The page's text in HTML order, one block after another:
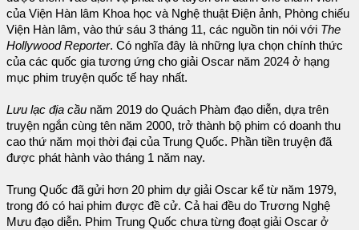
của Viện Hàn lâm Khoa học và Nghệ thuật Điện ảnh, Phòng chiếu
Viện Hàn lâm, vào thứ sáu 3 tháng 11, các nguồn tin nói với The
Hollywood Reporter. Có nghĩa đây là những lựa chọn chính thức
của các quốc gia tương ứng cho giải Oscar năm 2024 ở hạng
mục phim truyện quốc tế hay nhất.
Lưu lạc địa cầu năm 2019 do Quách Phàm đạo diễn, dựa trên
truyện ngắn cùng tên năm 2000, trở thành bộ phim có doanh thu
cao thứ năm mọi thời đại của Trung Quốc. Phần tiền truyện đã
được phát hành vào tháng 1 năm nay.
Trung Quốc đã gửi hơn 20 phim dự giải Oscar kể từ năm 1979,
trong đó có hai phim được đề cử. Cả hai đều do Trương Nghệ
Mưu đạo diễn. Phim Trung Quốc chưa từng đoạt giải Oscar ở